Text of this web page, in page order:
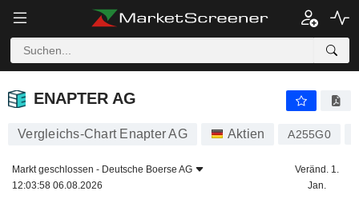
ENAPTER AG
ENAPTER AG
Vergleichs-Chart Enapter AG Aktien A255G0
Markt geschlossen - Deutsche Boerse AG
12:03:58 06.08.2026
Veränd. 1.
Jan.